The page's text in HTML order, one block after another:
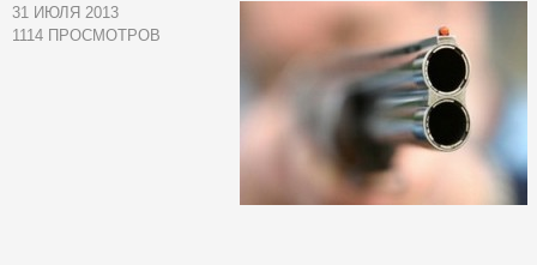
31 ИЮЛЯ 2013
1114 ПРОСМОТРОВ